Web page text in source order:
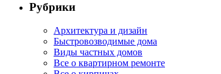
Рубрики
Архитектура и дизайн
Быстровозводимые дома
Виды частных домов
Все о квартирном ремонте